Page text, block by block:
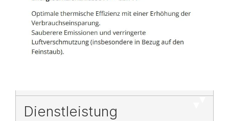
Dienstleistung